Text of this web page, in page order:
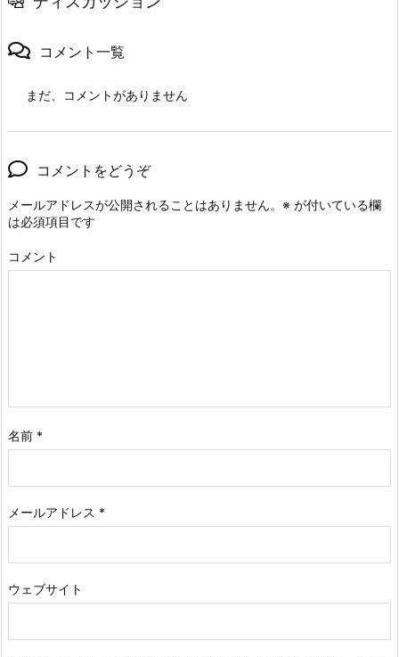
コメント一覧
まだ、コメントがありません
コメントをどうぞ
メールアドレスが公開されることはありません。 ※ が付いている欄
は必須項目です
コメント
名前 *
メールアドレス *
ウェブサイト